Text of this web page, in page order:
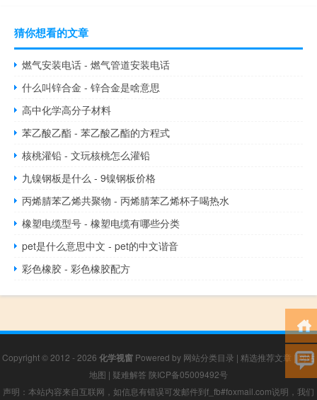
猜你想看的文章
燃气安装电话 - 燃气管道安装电话
什么叫锌合金 - 锌合金是啥意思
高中化学高分子材料
苯乙酸乙酯 - 苯乙酸乙酯的方程式
核桃灌铅 - 文玩核桃怎么灌铅
九镍钢板是什么 - 9镍钢板价格
丙烯腈苯乙烯共聚物 - 丙烯腈苯乙烯杯子喝热水
橡塑电缆型号 - 橡塑电缆有哪些分类
pet是什么意思中文 - pet的中文谐音
彩色橡胶 - 彩色橡胶配方
Copyright © 2012 - 2026 化学视窗 Powered by 网站分类目录 | 精选推荐文章 |网站
地图 | 疑难解答 陕ICP备05009492号
声明：本站内容来自互联网，如信息有错误可发邮件到f_fb#foxmail.com说明，我们